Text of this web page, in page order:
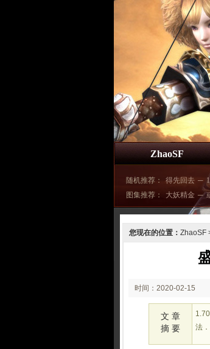
ZhaoSF
随机推荐： 得先回去 ─
图集推荐：
大妖精金 ─
您现在的位置： ZhaoSF
时间：2020-02-15
00:11:04
文 章
摘 要
法